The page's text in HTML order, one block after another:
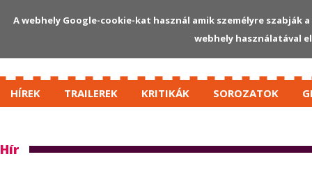
HÍREK TRAILEREK KRITIKÁK SOROZATOK
Hír
A webhely Google-cookie-kat használ amik személyre
webhely használatával